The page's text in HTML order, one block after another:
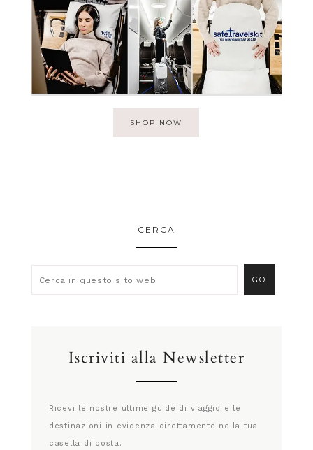
SHOP NOW
CERCA
Iscriviti alla Newsletter
Ricevi le nostre ultime guide di viaggio e le
destinazioni in evidenza direttamente nella tua
casella di posta.